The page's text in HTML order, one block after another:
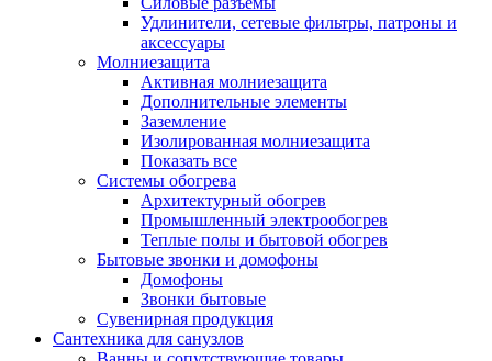
Удлинители, сетевые фильтры, патроны и
аксессуары
Молниезащита
Активная молниезащита
Дополнительные элементы
Заземление
Изолированная молниезащита
Показать все
Системы обогрева
Архитектурный обогрев
Промышленный электрообогрев
Теплые полы и бытовой обогрев
Бытовые звонки и домофоны
Домофоны
Звонки бытовые
Сувенирная продукция
Сантехника для санузлов